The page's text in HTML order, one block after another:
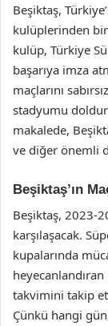
Beşiktaş,
kulüplerinden
kulüp, Türkiye
başarıya imza
maçlarını
stadyumu
makalede,
ve diğer önemli
Beşiktaş’ın
Beşiktaş, 2023-
karşılaşacak.
kupalarında
heyecanlandıran
takvimini takip
Çünkü hangi